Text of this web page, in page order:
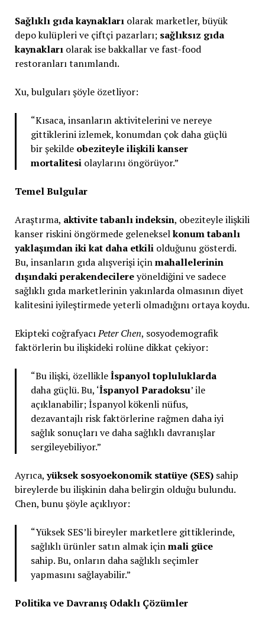
Sağlıklı gıda kaynaklarıolarak marketler, büyük
depo kulüpleri ve çiftçi pazarları; sağlıksız gıda
kaynaklarıolarak ise bakkallar ve fast-food
restoranları tanımlandı.
Xu, bulguları şöyle özetliyor:
“Kısaca, insanların aktivitelerini ve nereye
gittiklerini izlemek, konumdan çok daha güçlü
bir şekilde obeziteyle ilişkili kanser
mortalitesiolaylarını öngörüyor.”
Temel Bulgular
Araştırma, aktivite tabanlı indeksin, obeziteyle ilişkili
kanser riskini öngörmede gelenekselkonum tabanlı
yaklaşımdan iki kat daha etkiliolduğunu gösterdi.
Bu, insanların gıda alışverişi içinmahallelerinin
dışındaki perakendecilereyöneldiğini ve sadece
sağlıklı gıda marketlerinin yakınlarda olmasının diyet
kalitesini iyileştirmede yeterli olmadığını ortaya koydu.
Ekipteki coğrafyacıPeter Chen, sosyodemografik
faktörlerin bu ilişkideki rolüne dikkat çekiyor:
“Bu ilişki, özellikleİspanyol topluluklarda
daha güçlü. Bu, ‘İspanyol Paradoksu’ ile
açıklanabilir; İspanyol kökenli nüfus,
dezavantajlı risk faktörlerine rağmen daha iyi
sağlık sonuçları ve daha sağlıklı davranışlar
sergileyebiliyor.”
Ayrıca,yüksek sosyoekonomik statüye (SES)sahip
bireylerde bu ilişkinin daha belirgin olduğu bulundu.
Chen, bunu şöyle açıklıyor:
“Yüksek SES’li bireyler marketlere gittiklerinde,
sağlıklı ürünler satın almak içinmali güce
sahip. Bu, onların daha sağlıklı seçimler
yapmasını sağlayabilir.”
Politika ve Davranış Odaklı Çözümler